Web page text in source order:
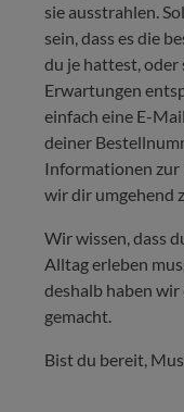
sie ausstrahlen.
sein, dass es die
du je hattest, oder
Erwartungen
einfach eine E-
deiner
Informationen zur
wir dir umgehend
Wir wissen, dass
Alltag erleben
deshalb haben
gemacht.
Bist du bereit,